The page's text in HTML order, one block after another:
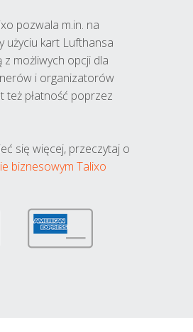
pozwala m.in. na
użyciu kart Lufthansa
z możliwych opcji dla
i organizatorów
też płatność poprzez
się więcej, przeczytaj o
biznesowym Talixo